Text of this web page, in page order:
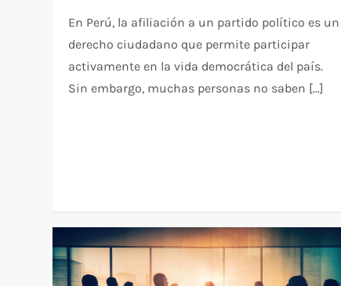
En Perú, la afiliación a un partido político es un
derecho ciudadano que permite participar
activamente en la vida democrática del país.
Sin embargo, muchas personas no saben […]